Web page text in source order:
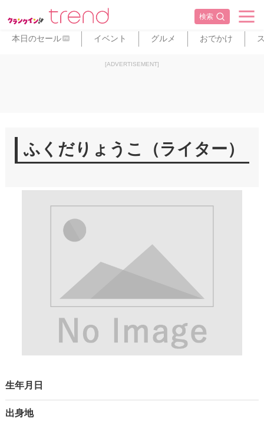
検索
本日のセール PR イベント グルメ おでかけ
[ADVERTISEMENT]
ふくだりょうこ（ライター）
生年月日
出身地